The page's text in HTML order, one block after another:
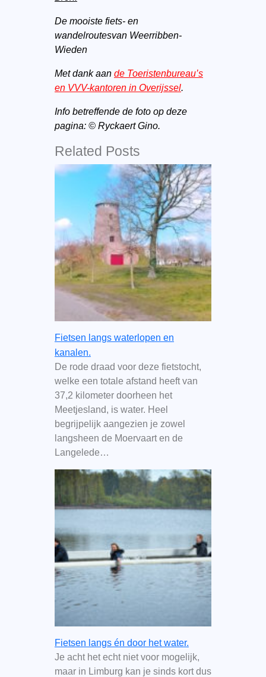
De mooiste fiets- en
wandelroutesvan Weerribben-
Wieden
Met dank aan de Toeristenbureau’s
en VVV-kantoren in Overijssel.
Info betreffende de foto op deze
pagina: © Ryckaert Gino.
Related Posts
Fietsen langs waterlopen en
kanalen.
De rode draad voor deze fietstocht,
welke een totale afstand heeft van
37,2 kilometer doorheen het
Meetjesland, is water. Heel
begrijpelijk aangezien je zowel
langsheen de Moervaart en de
Langelede…
Fietsen langs én door het water.
Je acht het echt niet voor mogelijk,
maar in Limburg kan je sinds kort dus